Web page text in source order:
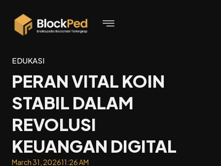
EDUKASI
PERAN VITAL KOIN
STABIL DALAM
REVOLUSI
KEUANGAN DIGITAL
March 31, 202611:26 AM